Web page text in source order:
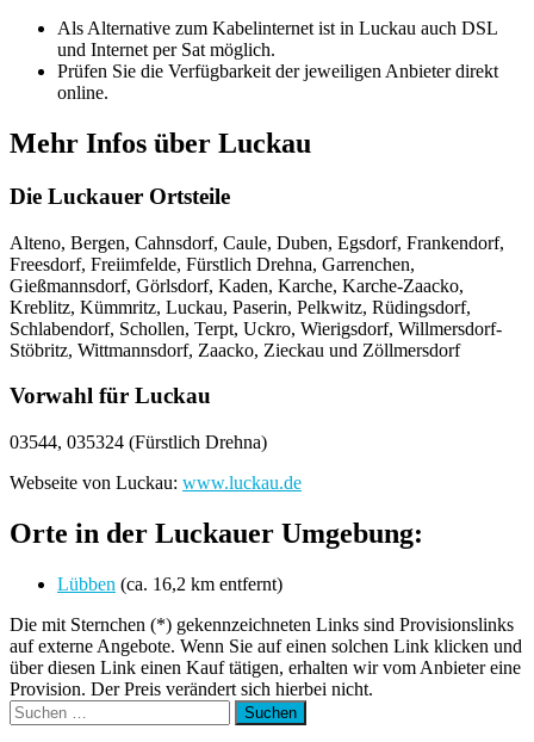
Als Alternative zum Kabelinternet ist in Luckau auch DSL
und Internet per Sat möglich.
Prüfen Sie die Verfügbarkeit der jeweiligen Anbieter direkt
online.
Mehr Infos über Luckau
Die Luckauer Ortsteile
Alteno, Bergen, Cahnsdorf, Caule, Duben, Egsdorf, Frankendorf,
Freesdorf, Freiimfelde, Fürstlich Drehna, Garrenchen,
Gießmannsdorf, Görlsdorf, Kaden, Karche, Karche-Zaacko,
Kreblitz, Kümmritz, Luckau, Paserin, Pelkwitz, Rüdingsdorf,
Schlabendorf, Schollen, Terpt, Uckro, Wierigsdorf, Willmersdorf-
Stöbritz, Wittmannsdorf, Zaacko, Zieckau und Zöllmersdorf
Vorwahl für Luckau
03544, 035324 (Fürstlich Drehna)
Webseite von Luckau: www.luckau.de
Orte in der Luckauer Umgebung:
Lübben (ca. 16,2 km entfernt)
Die mit Sternchen (*) gekennzeichneten Links sind Provisionslinks
auf externe Angebote. Wenn Sie auf einen solchen Link klicken und
über diesen Link einen Kauf tätigen, erhalten wir vom Anbieter eine
Provision. Der Preis verändert sich hierbei nicht.
Suchen
nach: